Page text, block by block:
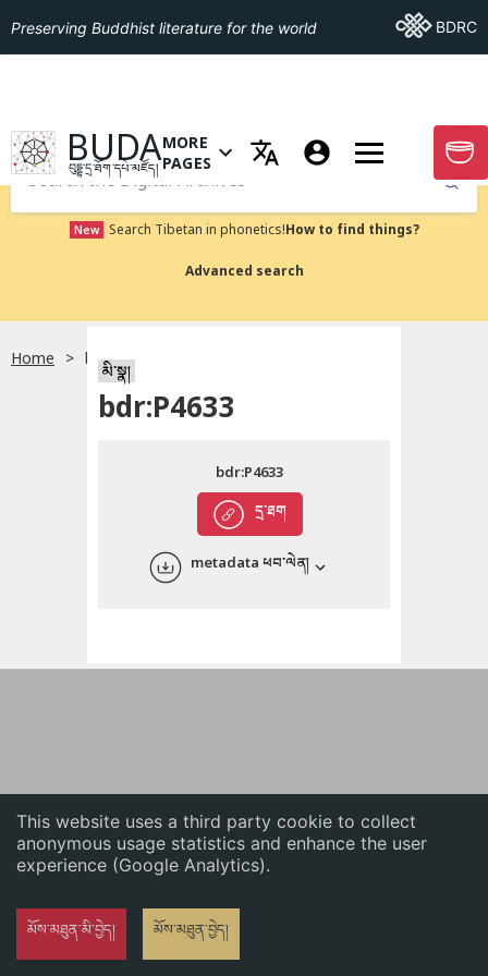
This website uses a third party cookie to collect
anonymous usage statistics and enhance the user
experience (Google Analytics).
མོས་མཐུན་མི་བྱེད། མོས་མཐུན་བྱེད།
English
Preserving Buddhist literature for the world Go ToBDRC
GO TO HOMEPAGE
BUDA
བུདྡྷ་དྲ་ཐོག་དཔེ་མཛོད།
OPEN MENU OF MORE PAGES
MORE
PAGES
GO
Submit
New Search Tibetan in phonetics!How to find things?
Advanced search
Home bdr:P4633
མི་སྣ།
bdr:P4633
དྲ་ཐག
bdr:P4633
metadata ཕབ་ལེན།